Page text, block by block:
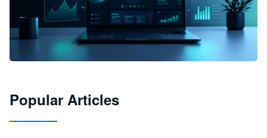
JimoClaw 桌面 AI Agent 工作台
Popular Articles